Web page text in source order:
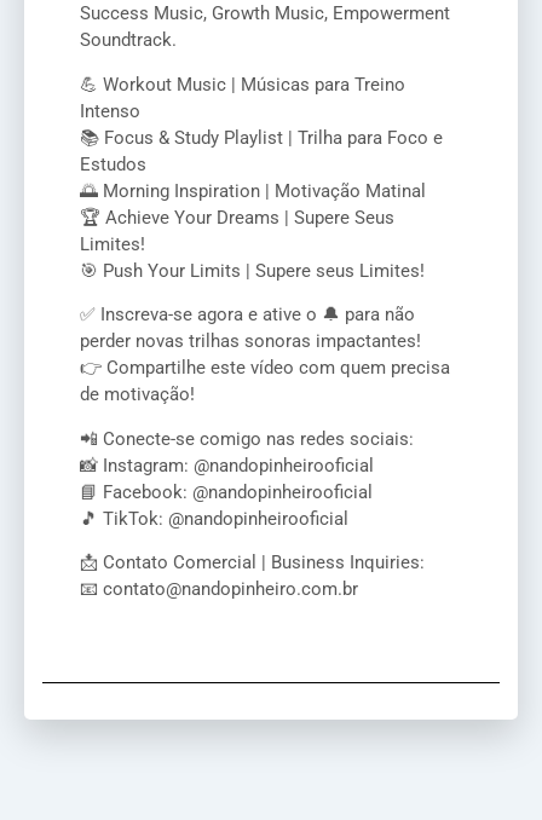
Success Music, Growth Music, Empowerment
Soundtrack.
💪 Workout Music | Músicas para Treino
Intenso
📚 Focus & Study Playlist | Trilha para Foco e
Estudos
🌅 Morning Inspiration | Motivação Matinal
🏆 Achieve Your Dreams | Supere Seus
Limites!
🎯 Push Your Limits | Supere seus Limites!
✅ Inscreva-se agora e ative o 🔔 para não
perder novas trilhas sonoras impactantes!
👉 Compartilhe este vídeo com quem precisa
de motivação!
📲 Conecte-se comigo nas redes sociais:
📸 Instagram: @nandopinheirooficial
📘 Facebook: @nandopinheirooficial
🎵 TikTok: @nandopinheirooficial
📩 Contato Comercial | Business Inquiries:
📧 contato@nandopinheiro.com.br